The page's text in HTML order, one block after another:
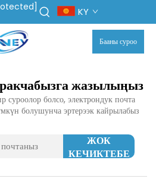
KY
Бааны суроо
жазылыңыз
суроолор болсо, электрондук почта
болушунча эртерээк кайрылабыз
ЖОК
КЕЧИКТЕБЕ